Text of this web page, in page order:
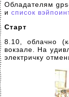
Обладателям
и список
Старт
8.10, облачно
вокзале. На
электричку